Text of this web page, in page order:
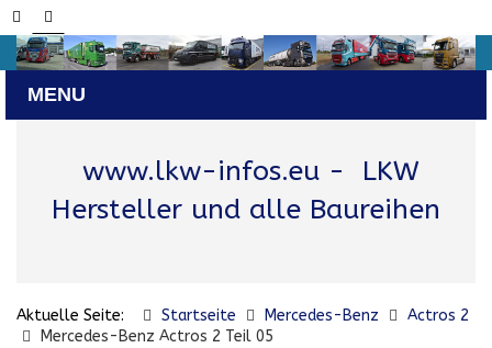
www.lkw-infos.eu- LKW
Hersteller und alle Baureihen
Aktuelle Seite: Startseite Mercedes-Benz
Actros 2
Mercedes-Benz Actros 2 Teil 05